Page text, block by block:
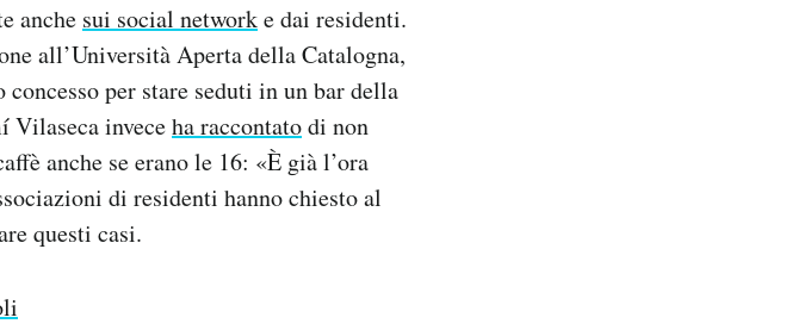
anche sui social networke dai residenti.
all’Università Aperta della Catalogna,
per stare seduti in un bar della
inveceha raccontatodi non
anche se erano le 16: «È già l’ora
di residenti hanno chiesto al
questi casi.